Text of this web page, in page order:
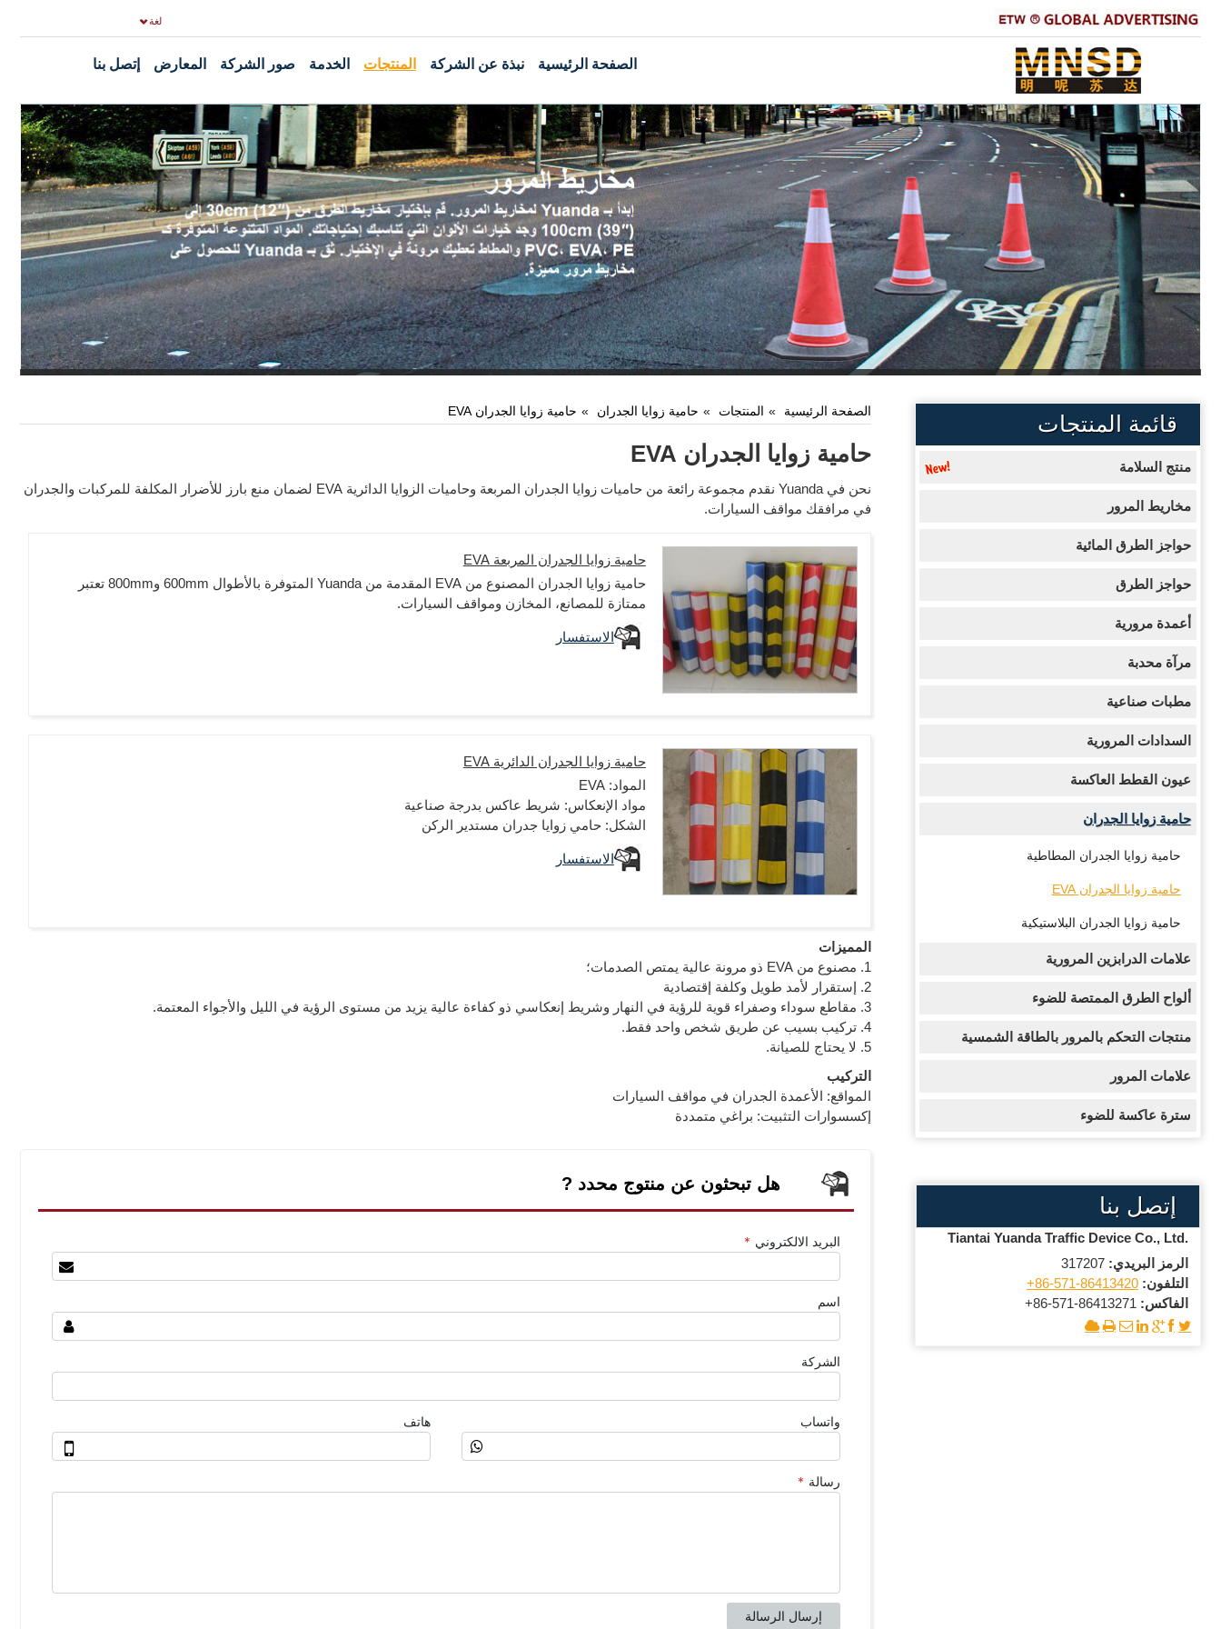
لغة
الصفحة الرئيسية نبذة عن الشركة المنتجات الخدمة صور الشركة المعارض إتصل بنا
الصفحة الرئيسية المنتجات حامية زوايا الجدران حامية زوايا الجدران EVA
حامية زوايا الجدران EVA
نحن في Yuanda نقدم مجموعة رائعة من حاميات زوايا الجدران المربعة وحاميات الزوايا الدائرية EVA لضمان منع بارز للأضرار المكلفة للمركبات والجدران
في مرافقك مواقف السيارات.
حامية زوايا الجدران المربعة EVA
حامية زوايا الجدران المصنوع من EVA المقدمة من Yuanda المتوفرة بالأطوال 600mm و800mm تعتبر
ممتازة للمصانع، المخازن ومواقف السيارات.
الاستفسار
حامية زوايا الجدران الدائرية EVA
المواد: EVA
مواد الإنعكاس: شريط عاكس بدرجة صناعية
الشكل: حامي زوايا جدران مستدير الركن
الاستفسار
المميزات
1. مصنوع من EVA ذو مرونة عالية يمتص الصدمات؛
2. إستقرار لأمد طويل وكلفة إقتصادية
3. مقاطع سوداء وصفراء قوية للرؤية في النهار وشريط إنعكاسي ذو كفاءة عالية يزيد من مستوى الرؤية في الليل والأجواء المعتمة.
4. تركيب بسيب عن طريق شخص واحد فقط.
5. لا يحتاج للصيانة.
التركيب
المواقع: الأعمدة الجدران في مواقف السيارات
إكسسوارات التثبيت: براغي متمددة
هل تبحثون عن منتوج محدد ?
قائمة المنتجات
منتج السلامة
مخاريط المرور
حواجز الطرق المائية
حواجز الطرق
أعمدة مرورية
مرآة محدبة
مطبات صناعية
السدادات المرورية
عيون القطط العاكسة
حامية زوايا الجدران
حامية زوايا الجدران المطاطية
حامية زوايا الجدران EVA
حامية زوايا الجدران البلاستيكية
علامات الدرابزين المرورية
ألواح الطرق الممتصة للضوء
منتجات التحكم بالمرور بالطاقة الشمسية
علامات المرور
سترة عاكسة للضوء
إتصل بنا
Tiantai Yuanda Traffic Device Co., Ltd.
الرمز البريدي:
التلفون: +86-571-86413420
الفاكس: +86-571-86413271